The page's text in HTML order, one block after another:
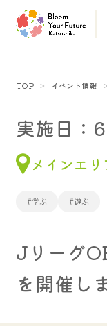
TOP イベント情報
実施日：
メインエリ
#学ぶ #遊ぶ
Jリーグ
を開催し